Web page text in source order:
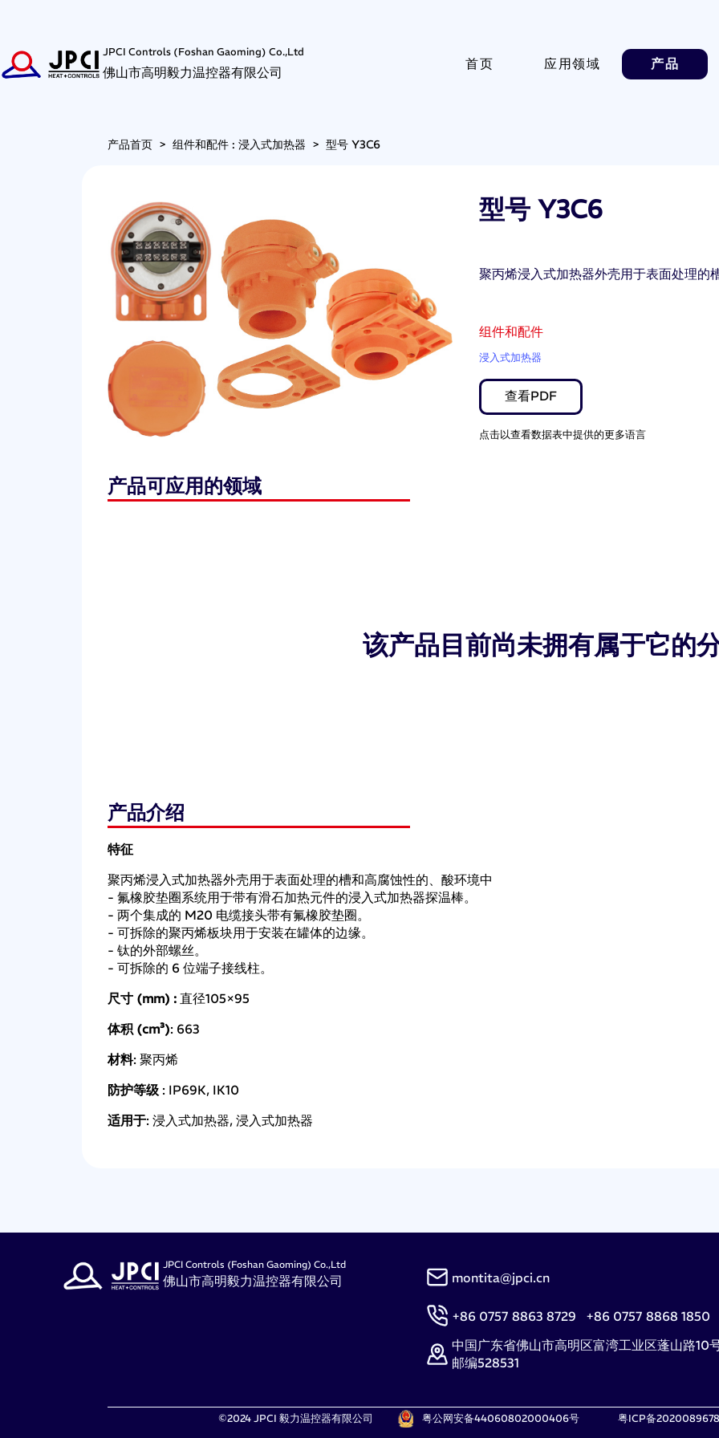
JPCI Controls (Foshan Gaoming) Co.,Ltd
佛山市高明毅力温控器有限公司
首页 应用领域 产品
产品首页 >组件和配件 : 浸入式加热器 >型号 Y3C6
型号 Y3C6
聚丙烯浸入式加热器外壳用于表面处理的
组件和配件
浸入式加热器
查看PDF
点击以查看数据表中提供的更多语言
产品可应用的领域
该产品目前尚未拥有属于它的
产品介绍
特征
聚丙烯浸入式加热器外壳用于表面处理的槽和高腐蚀性的、酸环境中
- 氟橡胶垫圈系统用于带有滑石加热元件的浸入式加热器探温棒。
- 两个集成的 M20 电缆接头带有氟橡胶垫圈。
- 可拆除的聚丙烯板块用于安装在罐体的边缘。
- 钛的外部螺丝。
- 可拆除的 6 位端子接线柱。
尺寸 (mm) :直径105×95
体积 (cm³): 663
材料: 聚丙烯
防护等级 : IP69K, IK10
适用于: 浸入式加热器, 浸入式加热器
JPCI Controls (Foshan Gaoming) Co.,Ltd
佛山市高明毅力温控器有限公司 montita@jpci.cn
+86 0757 8863 8729 +86 0757 8868 1850
中国广东省佛山市高明区富湾工业区蓬山路10
邮编528531
©2024 JPCI 毅力温控器有限公司 粤公网安备44060802000406号 粤ICP备